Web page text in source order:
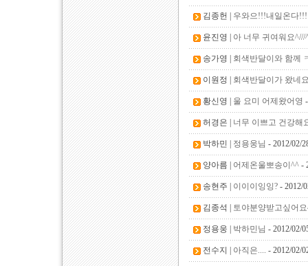
김종헌 | 우와으!!!내일온다!!!
윤진영 | 아 너무 귀여워요^///
송가영 | 회색반달이와 함께
이원정 | 회색반달이가 왔네
황신영 | 울 요미 어제왔어영
허경은 | 너무 이쁘고 건강해
박하민 | 정용웅님 - 2012/02/
양아름 | 어제온울뽀송이^^ -
송현주 | 이이이잉잉? - 2012/
김종석 | 토야분양받고싶어
정용웅 | 박하민님 - 2012/02/
전수지 | 아직은.... - 2012/02/